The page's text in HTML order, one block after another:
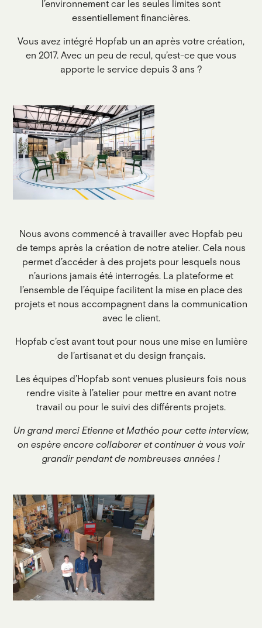
l’environnement car les seules limites sont
essentiellement financières.
Vous avez intégré Hopfab un an après votre création,
en 2017. Avec un peu de recul, qu’est-ce que vous
apporte le service depuis 3 ans ?
Nous avons commencé à travailler avec Hopfab peu
de temps après la création de notre atelier. Cela nous
permet d’accéder à des projets pour lesquels nous
n’aurions jamais été interrogés. La plateforme et
l’ensemble de l’équipe facilitent la mise en place des
projets et nous accompagnent dans la communication
avec le client.
Hopfab c’est avant tout pour nous une mise en lumière
de l’artisanat et du design français.
Les équipes d’Hopfab sont venues plusieurs fois nous
rendre visite à l’atelier pour mettre en avant notre
travail ou pour le suivi des différents projets.
Un grand merci Etienne et Mathéo pour cette interview,
on espère encore collaborer et continuer à vous voir
grandir pendant de nombreuses années !